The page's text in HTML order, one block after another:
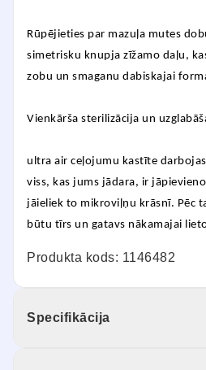
Rūpējieties par mazuļa mutes
simetrisku knupja zīžamo daļu,
zobu un smaganu dabiskajai
Vienkārša sterilizācija un
ultra air ceļojumu kastīte
viss, kas jums jādara, ir
jāieliek to mikroviļņu krāsnī. Pēc
būtu tīrs un gatavs nākamajai
Produkta kods: 1146482
Specifikācija